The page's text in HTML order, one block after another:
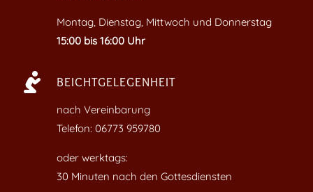
Montag, Dienstag, Mittwoch und Donnerstag
15:00 bis 16:00 Uhr
 BEICHTGELEGENHEIT
nach Vereinbarung
Telefon: 06773 959780
oder werktags:
30 Minuten nach den Gottesdiensten